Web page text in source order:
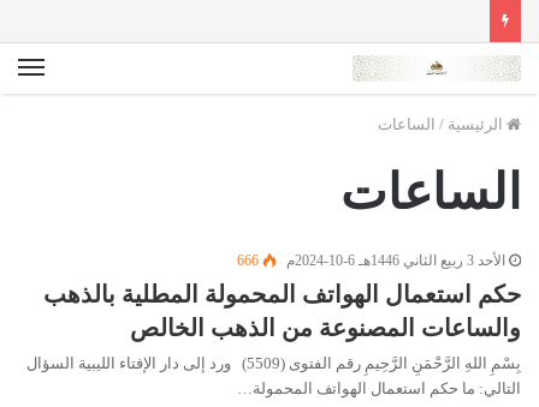
الرئيسية / الساعات
الساعات
الأحد 3 ربيع الثاني 1446هـ 6-10-2024م 666
حكم استعمال الهواتف المحمولة المطلية بالذهب
والساعات المصنوعة من الذهب الخالص
بِسْمِ اللهِ الرَّحْمَنِ الرَّحِيمِ رقم الفتوى (5509) ورد إلى دار الإفتاء الليبية السؤال
التالي: ما حكم استعمال الهواتف المحمولة…